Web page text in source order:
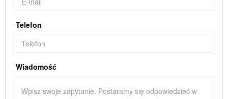
Telefon
Wiadomość